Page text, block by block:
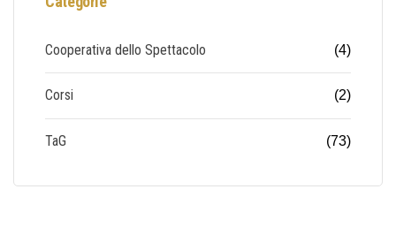
Cooperativa dello Spettacolo (4)
Corsi (2)
TaG (73)